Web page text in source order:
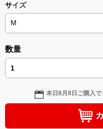
＜著者:絵本/挿画作成＞ 凛々風
日本語版: https://amzn.asia/d/
▶︎弛まぬ言霊[+挿画50作品
＜小説+作詞20曲+挿画50作
＜著者: 作詞/挿画作成＞
日本語版: https://amzn.asia/
英語版: https://amzn.asia/d/
▶︎弛まぬ言霊 <+挿画/スケ
-ロードムービー系ミュー
+挿画スケッチスタイル&
＜著者/小説:作詞:挿画作成
凛々風 猛-リリカゼタケル
サイズ
数量
本日8月8日 ご購入で